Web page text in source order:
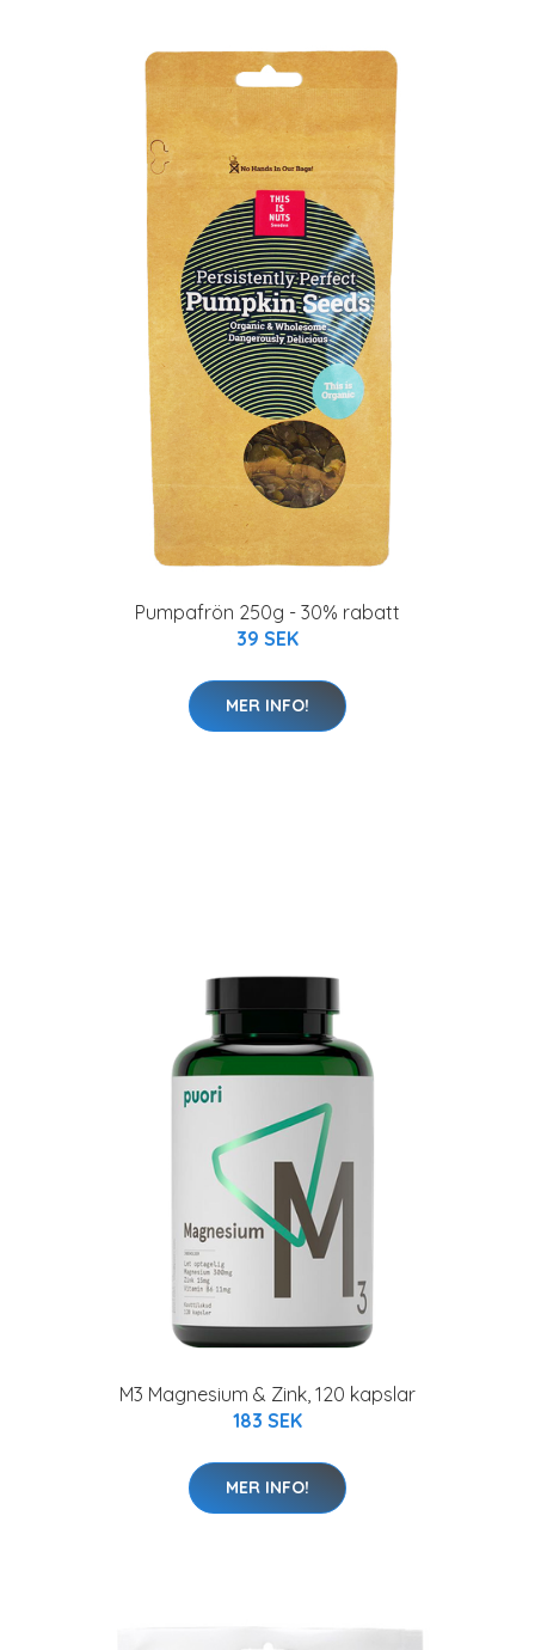
Pumpafrön 250g - 30% rabatt
39 SEK
MER INFO!
M3 Magnesium & Zink, 120 kapslar
183 SEK
MER INFO!